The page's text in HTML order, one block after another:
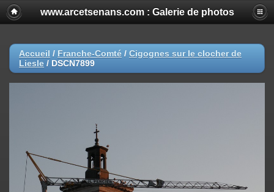
www.arcetsenans.com : Galerie de photos
Accueil / Franche-Comté / Cigognes sur le clocher de
Liesle / DSCN7899